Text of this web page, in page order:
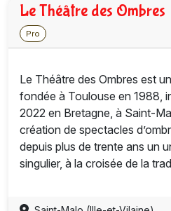
Le Théâtre des Ombres
Pro
Le Théâtre des Ombres est
fondée à Toulouse en 1988,
2022 en Bretagne, à Saint-
création de spectacles
depuis plus de trente ans un
singulier, à la croisée de la